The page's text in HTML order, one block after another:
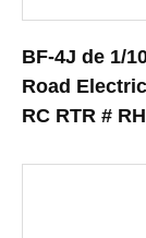
BF-4J de 1/
Road
RC RTR #